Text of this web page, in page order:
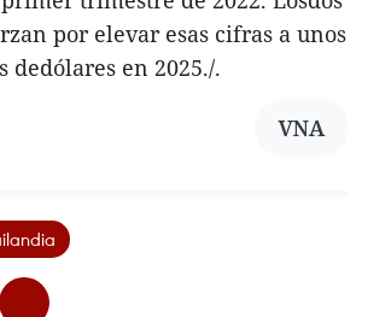
por elevar esas cifras a unos
en 2025./.
VNA